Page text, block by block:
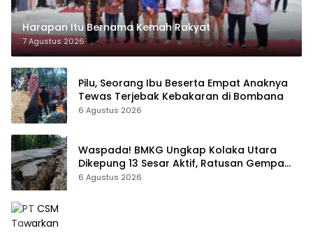
Harapan Itu Bernama Kemah Rakyat
7 Agustus 2026
Pilu, Seorang Ibu Beserta Empat Anaknya
Tewas Terjebak Kebakaran di Bombana
6 Agustus 2026
Waspada! BMKG Ungkap Kolaka Utara
Dikepung 13 Sesar Aktif, Ratusan Gempa
Sudah Terekam
6 Agustus 2026